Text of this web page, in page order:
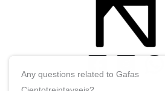
Any questions related to Gafas